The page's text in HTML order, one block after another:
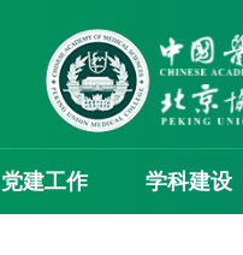
党建工作 学科建设